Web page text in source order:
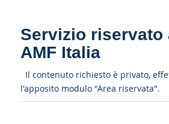
Servizio riservato
AMF Italia
Il contenuto richiesto è privato,
l'apposito modulo "Area riservata".